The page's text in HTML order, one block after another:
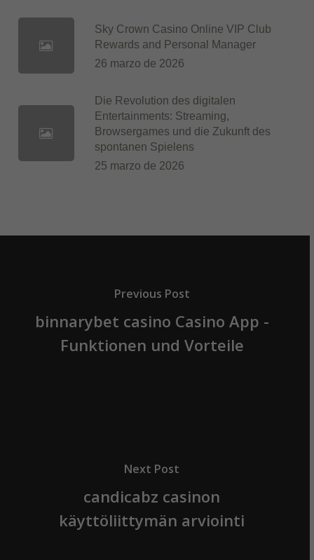
Sky Crown Casino Online VIP Club
Rewards and Personal Manager
26 marzo de 2026
Die Revolution des digitalen
Entertainments: Streaming,
Browsergames und die Zukunft des
spontanen Spielens
25 marzo de 2026
Previous Post
binnarybet casino Casino App -
Funktionen und Vorteile
Next Post
candicabz casinon
käyttöliittymän arviointi